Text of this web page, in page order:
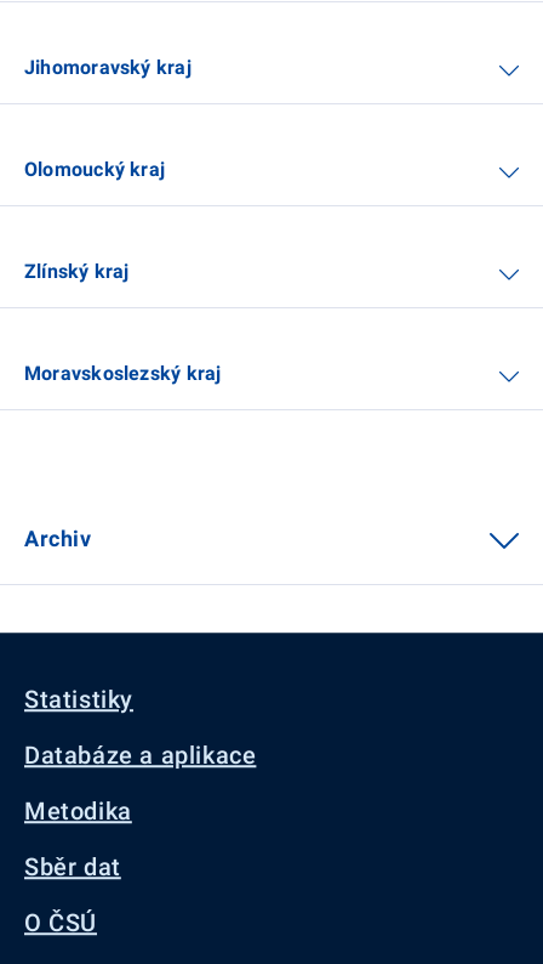
Jihomoravský kraj
Olomoucký kraj
Zlínský kraj
Moravskoslezský kraj
Archiv
Statistiky
Databáze a aplikace
Metodika
Sběr dat
O ČSÚ